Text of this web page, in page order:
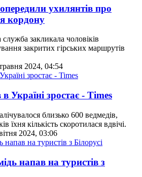
ухилянтів про
кордону
закликала чоловіків
закритих гірських маршрутів
2024, 04:54
в Україні зростає - Times
близько 600 ведмедів,
їхня кількість скоротилася вдвічі.
2024, 03:06
напав на туристів з